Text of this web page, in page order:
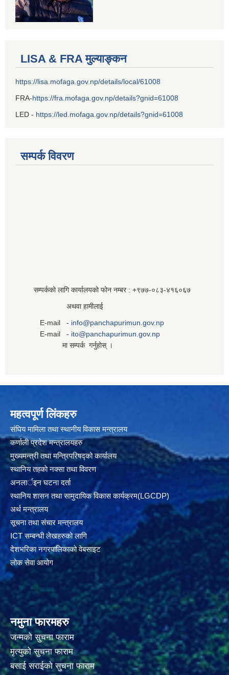
LISA & FRA मुल्याङ्कन
https://lisa.mofaga.gov.np/details/local/61008
FRA-https://fra.mofaga.gov.np/details?gnid=61008
LED - https://led.mofaga.gov.np/details?gnid=61008
सम्पर्क विवरण
सम्पर्कको लागि कार्यालयको फोन नम्बर : +९७७-०८३‍-४१६०६७
अथवा हामीलाई
E-mail - info@panchapurimun.gov.np
E-mail - ito@panchapurimun.gov.np
मा सम्पर्क गर्नुहोस् ।
महत्वपूर्ण लिंकहरु
संघिय मामिला तथा स्थानीय विकास मन्त्रालय
कर्णाली प्रदेश मन्त्रालयहरु
मुख्यमन्त्री तथा मन्त्रिपरिषद्को कार्यालय
स्थानिय तहकाे नक्सा तथा विवरण
अनलार्इन घटना दर्ता
स्थानिय शासन तथा सामुदायिक विकास कार्यक्रम(LGCDP)
अर्थ मन्त्रालय
सूचना तथा संचार मन्त्रालय
ICT सम्बन्धी लेखहरुको लागि
देशभरिका नगरपालिकाको वेबसाइट
लोक सेवा आयोग
नमुना फारमहरु
जन्मको सुचना फाराम
मृत्युको सुचना फाराम
बसाई सराईको सुचना फाराम